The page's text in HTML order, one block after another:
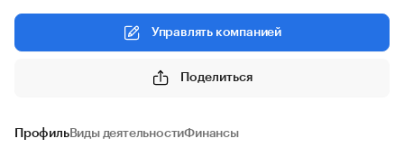
Управлять компанией
Поделиться
ПрофильВиды деятельностиФинансы